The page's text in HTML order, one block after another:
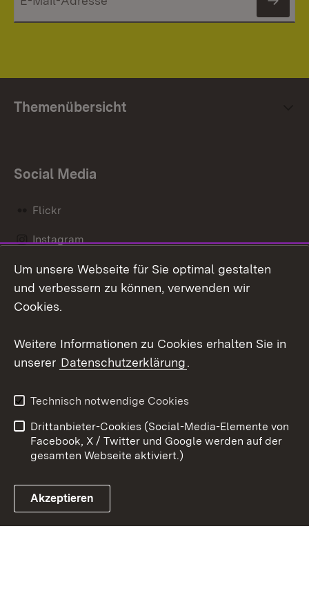
Themenübersicht
Social Media
Flickr
Instagram
Social Wall
Link zum Landesportal
Barrierefreiheit
Benutzungshinweise
Impressum
Cookies
Um unsere Webseite für Sie optimal gestalten
und verbessern zu können, verwenden wir
Cookies.
Weitere Informationen zu Cookies erhalten Sie in
unserer Datenschutzerklärung.
Technisch notwendige Cookies
Drittanbieter-Cookies (Social-Media-Elemente von
Facebook, X / Twitter und Google werden auf der
gesamten Webseite aktiviert.)
Akzeptieren